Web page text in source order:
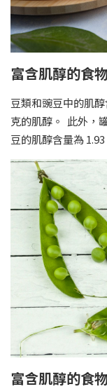
富含肌醇的食
豆類和豌豆中的肌
克的肌醇。 此外，
豆的肌醇含量為
富含肌醇的食